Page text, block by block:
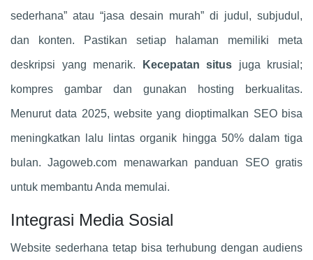
sederhana” atau “jasa desain murah” di judul, subjudul,
dan konten. Pastikan setiap halaman memiliki meta
deskripsi yang menarik. Kecepatan situs juga krusial;
kompres gambar dan gunakan hosting berkualitas.
Menurut data 2025, website yang dioptimalkan SEO bisa
meningkatkan lalu lintas organik hingga 50% dalam tiga
bulan. Jagoweb.com menawarkan panduan SEO gratis
untuk membantu Anda memulai.
Integrasi Media Sosial
Website sederhana tetap bisa terhubung dengan audiens